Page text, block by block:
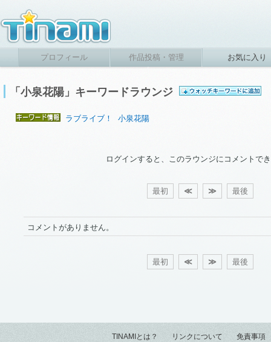
プロフィール 作品投稿・管理 お気に入り
「小泉花陽」キーワードラウンジ
ラブライブ！ 小泉花陽
ログインすると、このラウンジにコメントで
最初 ≪ ≫ 最後
コメントがありません。
最初 ≪ ≫ 最後
TINAMIとは？ リンクについて
免責事項